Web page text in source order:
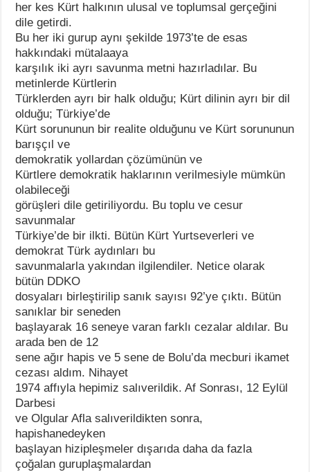
her kes Kürt halkının ulusal ve toplumsal gerçeğini
dile getirdi.
Bu her iki gurup aynı şekilde 1973’te de esas
hakkındaki mütalaaya
karşılık iki ayrı savunma metni hazırladılar. Bu
metinlerde Kürtlerin
Türklerden ayrı bir halk olduğu; Kürt dilinin ayrı bir dil
olduğu; Türkiye’de
Kürt sorununun bir realite olduğunu ve Kürt sorununun
barışçıl ve
demokratik yollardan çözümünün ve
Kürtlere demokratik haklarının verilmesiyle mümkün
olabileceği
görüşleri dile getiriliyordu. Bu toplu ve cesur
savunmalar
Türkiye’de bir ilkti. Bütün Kürt Yurtseverleri ve
demokrat Türk aydınları bu
savunmalarla yakından ilgilendiler. Netice olarak
bütün DDKO
dosyaları birleştirilip sanık sayısı 92’ye çıktı. Bütün
sanıklar bir seneden
başlayarak 16 seneye varan farklı cezalar aldılar. Bu
arada ben de 12
sene ağır hapis ve 5 sene de Bolu’da mecburi ikamet
cezası aldım. Nihayet
1974 affıyla hepimiz salıverildik. Af Sonrası, 12 Eylül
Darbesi
ve Olgular Afla salıverildikten sonra,
hapishanedeyken
başlayan hizipleşmeler dışarıda daha da fazla
çoğalan guruplaşmalardan